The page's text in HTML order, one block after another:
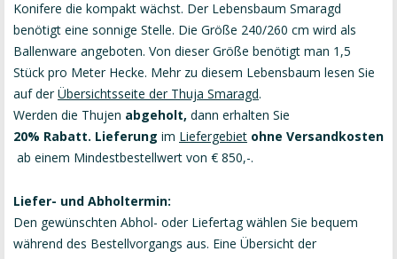
Konifere die kompakt wächst. Der Lebensbaum Smaragd
benötigt eine sonnige Stelle. Die Größe 240/260 cm wird als
Ballenware angeboten. Von dieser Größe benötigt man 1,5
Stück pro Meter Hecke. Mehr zu diesem Lebensbaum lesen Sie
auf derÜbersichtsseite der Thuja Smaragd.
Werden die Thujen abgeholt, dann erhalten Sie
20% Rabatt. Lieferung im Liefergebiet ohne Versandkosten
ab einem Mindestbestellwert von € 850,-.
Liefer- und Abholtermin:
Den gewünschten Abhol- oder Liefertag wählen Sie bequem
während des Bestellvorgangs aus. Eine Übersicht der